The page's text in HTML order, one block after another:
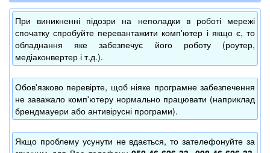
При виникненні підозри на неполадки в роботі мережі
спочатку спробуйте перевантажити комп'ютер і якщо є, то
обладнання яке забезпечує його роботу (роутер,
медіаконвертер і т.д.).
Обов'язково перевірте, щоб ніяке програмне забезпечення
не заважало комп'ютеру нормально працювати (наприклад
брендмауери або антивірусні програми).
Якщо проблему усунути не вдається, то зателефонуйте за